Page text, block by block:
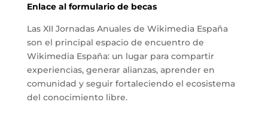
Enlace al formulario de becas
Las XII Jornadas Anuales de Wikimedia España
son el principal espacio de encuentro de
Wikimedia España: un lugar para compartir
experiencias, generar alianzas, aprender en
comunidad y seguir fortaleciendo el ecosistema
del conocimiento libre.